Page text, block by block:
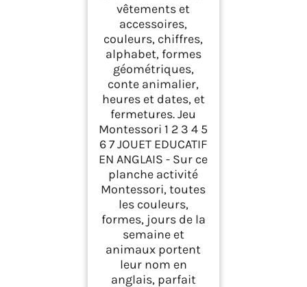
vêtements et
accessoires,
couleurs, chiffres,
alphabet, formes
géométriques,
conte animalier,
heures et dates, et
fermetures. Jeu
Montessori 1 2 3 4 5
6 7 JOUET EDUCATIF
EN ANGLAIS - Sur ce
planche activité
Montessori, toutes
les couleurs,
formes, jours de la
semaine et
animaux portent
leur nom en
anglais, parfait